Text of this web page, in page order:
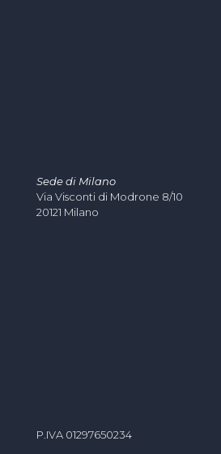
Sede di Milano
Via Visconti di Modrone 8/10
20121 Milano
P.IVA 01297650234